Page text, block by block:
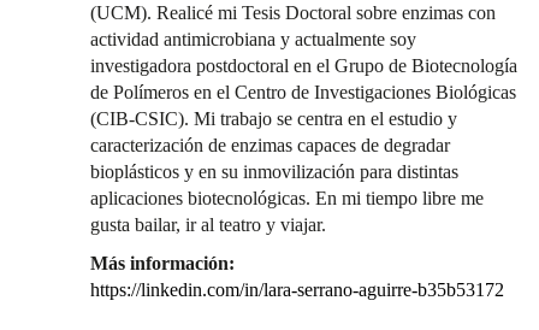
(UCM). Realicé mi Tesis Doctoral sobre enzimas con
actividad antimicrobiana y actualmente soy
investigadora postdoctoral en el Grupo de Biotecnología
de Polímeros en el Centro de Investigaciones Biológicas
(CIB-CSIC). Mi trabajo se centra en el estudio y
caracterización de enzimas capaces de degradar
bioplásticos y en su inmovilización para distintas
aplicaciones biotecnológicas. En mi tiempo libre me
gusta bailar, ir al teatro y viajar.
Más información:
https://linkedin.com/in/lara-serrano-aguirre-b35b53172